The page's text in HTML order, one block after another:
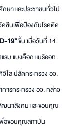
า และประชาชนทั่วไป
ซีนเพื่อป้องกันโรคติด
19”ขึ้น เมื่อวันที่ 14
รม แบงค็อก แมริออท
ไล ปลัดกระทรวง อว.
ารกระทรวง อว. กล่าว
ฒนาสังคม และขอบคุณ
อขอบคุณสถาบัน